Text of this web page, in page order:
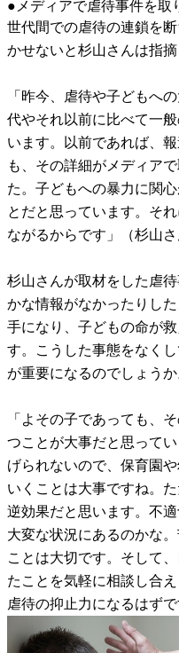
●メディアで虐待事件を取
世代間での虐待の連鎖を
かせないと杉山さんは指摘
「昨今、虐待や子どもへ
代やそれ以前に比べて一
います。以前であれば、
も、その詳細がメディア
た。子どもへの暴力に関
とだと思っています。そ
ながるからです」（杉山さ
杉山さんが取材をした虐
かな情報がなかったりし
手になり、子どもの命が
す。こうした事態をなく
が重要になるのでしょうか
「よその子であっても、
つことが大事だと思って
げられないので、保育園
いくことは大事ですね。
逆効果だと思います。不
大変な状況にあるのかな
ことは大切です。そして
たことを気軽に相談し合
虐待の抑止力になるはずで